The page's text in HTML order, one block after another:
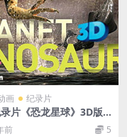
画 纪录片
片《恐龙星球》3D版
录片 下载
前 5